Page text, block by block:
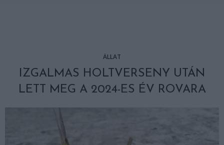
ÁLLAT
IZGALMAS HOLTVERSENY UTÁN
LETT MEG A 2024-ES ÉV ROVARA